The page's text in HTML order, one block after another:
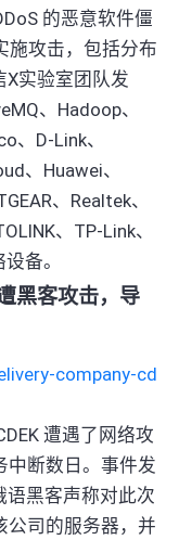
的恶意软件僵
施攻击，包括分布
X实验室团队发
、Hadoop、
、D-Link、
、Huawei、
、Realtek、
、TP-Link、
备。
黑客攻击，导
company-cd
遭遇了网络攻
中断数日。事件发
语黑客声称对此次
公司的服务器，并